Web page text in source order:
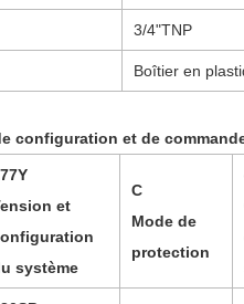
3/4"TNP
Boîtier en
configuration et de
et
système
C
Mode de
protection